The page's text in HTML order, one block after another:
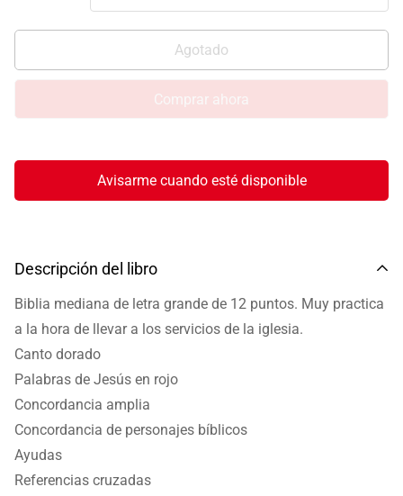
Agotado
Comprar ahora
Avisarme cuando esté disponible
Descripción del libro
Biblia mediana de letra grande de 12 puntos. Muy practica
a la hora de llevar a los servicios de la iglesia.
Canto dorado
Palabras de Jesús en rojo
Concordancia amplia
Concordancia de personajes bíblicos
Ayudas
Referencias cruzadas